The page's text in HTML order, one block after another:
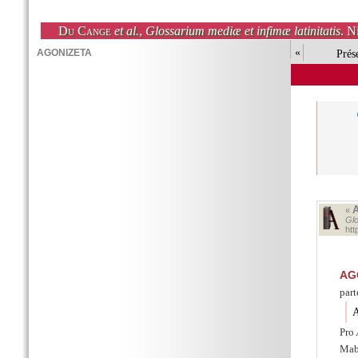
Du Cange et al., Glossarium mediæ et infimæ latinitatis.
«
«
Pro